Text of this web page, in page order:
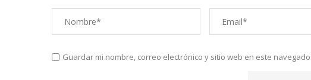
Guardar mi nombre, correo electrónico y sitio web en este